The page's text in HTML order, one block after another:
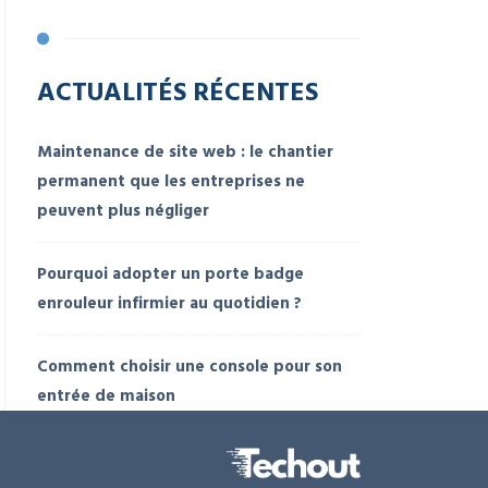
ACTUALITÉS RÉCENTES
Maintenance de site web : le chantier
permanent que les entreprises ne
peuvent plus négliger
Pourquoi adopter un porte badge
enrouleur infirmier au quotidien ?
Comment choisir une console pour son
entrée de maison